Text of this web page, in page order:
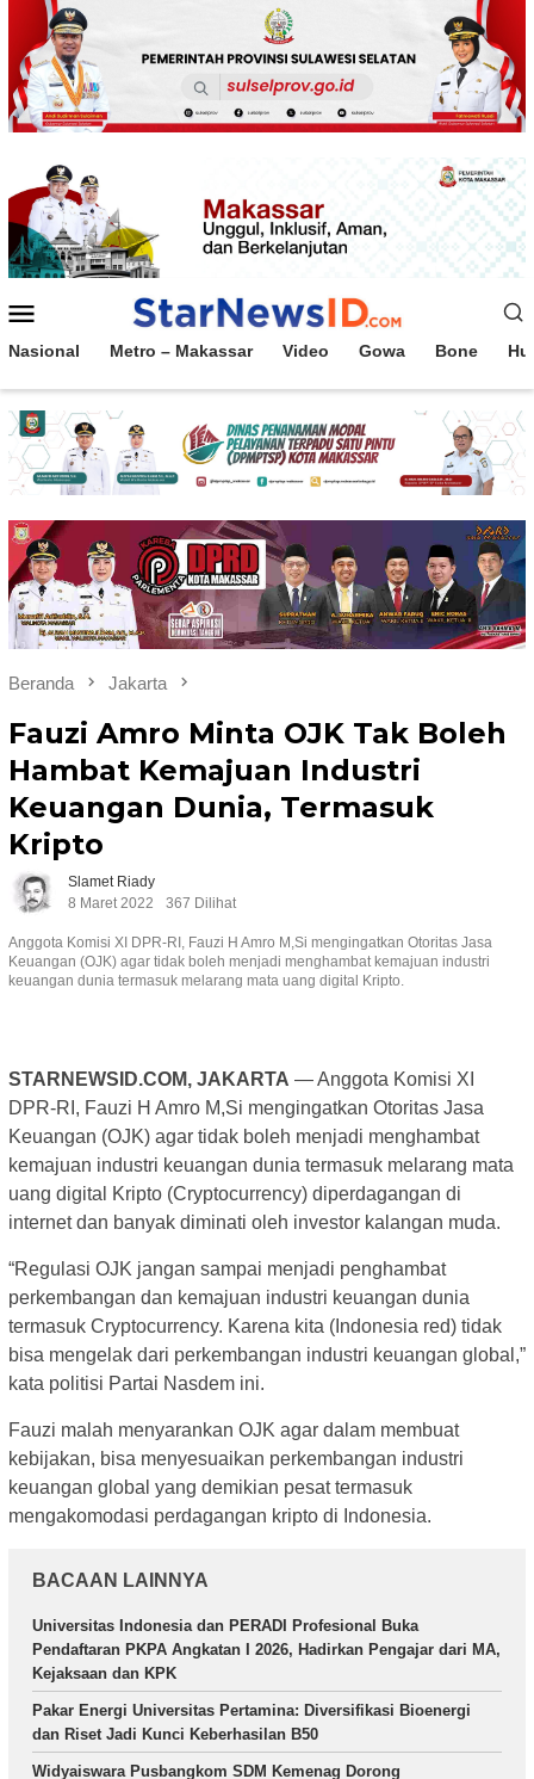
Loncat
konten
Mobile
Nasional Metro – Makassar Video Gowa Bone
Beranda Jakarta
Fauzi Amro Minta OJK Tak Boleh
Hambat Kemajuan Industri
Keuangan Dunia, Termasuk
Kripto
Slamet Riady
8 Maret 2022
367 Dilihat
Anggota Komisi XI DPR-RI, Fauzi H Amro M,Si mengingatkan Otoritas Jasa
Keuangan (OJK) agar tidak boleh menjadi menghambat kemajuan industri
keuangan dunia termasuk melarang mata uang digital Kripto.
STARNEWSID.COM, JAKARTA — Anggota Komisi XI
DPR-RI, Fauzi H Amro M,Si mengingatkan Otoritas Jasa
Keuangan (OJK) agar tidak boleh menjadi menghambat
kemajuan industri keuangan dunia termasuk melarang mata
uang digital Kripto (Cryptocurrency) diperdagangan di
internet dan banyak diminati oleh investor kalangan muda.
“Regulasi OJK jangan sampai menjadi penghambat
perkembangan dan kemajuan industri keuangan dunia
termasuk Cryptocurrency. Karena kita (Indonesia red) tidak
bisa mengelak dari perkembangan industri keuangan global,”
kata politisi Partai Nasdem ini.
Fauzi malah menyarankan OJK agar dalam membuat
kebijakan, bisa menyesuaikan perkembangan industri
keuangan global yang demikian pesat termasuk
mengakomodasi perdagangan kripto di Indonesia.
BACAAN LAINNYA
Universitas Indonesia dan PERADI Profesional Buka
Pendaftaran PKPA Angkatan I 2026, Hadirkan Pengajar dari MA,
Kejaksaan dan KPK
Pakar Energi Universitas Pertamina: Diversifikasi Bioenergi
dan Riset Jadi Kunci Keberhasilan B50
Widyaiswara Pusbangkom SDM Kemenag Dorong